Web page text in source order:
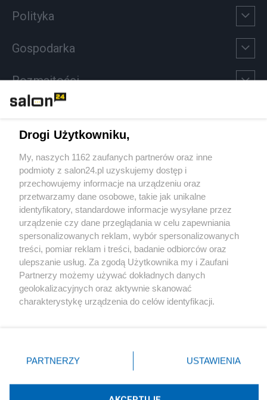
Polityka
Gospodarka
Rozmaitości
Sport
Społeczeństwo
Kultura
X Facebook Instagram Youtube
Drogi Użytkowniku,
My, naszych 1162 zaufanych partnerów oraz inne
podmioty z salon24.pl uzyskujemy dostęp i
przechowujemy informacje na urządzeniu oraz
przetwarzamy dane osobowe, takie jak unikalne
identyfikatory, standardowe informacje wysyłane przez
urządzenie czy dane przeglądania w celu zapewniania
spersonalizowanych reklam, wybór spersonalizowanych
treści, pomiar reklam i treści, badanie odbiorców oraz
ulepszanie usług. Za zgodą Użytkownika my i Zaufani
Partnerzy możemy używać dokładnych danych
geolokalizacyjnych oraz aktywnie skanować
charakterystykę urządzenia do celów identyfikacji.
zmienić/wycofać klikając przycisk ustawień prywatności
znajdujący się w lewym dolnym rogu strony
rodzaje przetwarzania danych nie wymagają zgody
użytkownika, ale masz prawo sprzeciwić się takiemu
PARTNERZY USTAWIENIA